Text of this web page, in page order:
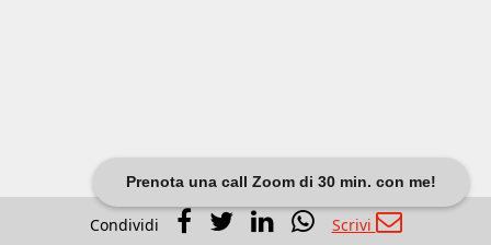
Prenota una call Zoom di 30 min. con me!
Condividi Scrivi